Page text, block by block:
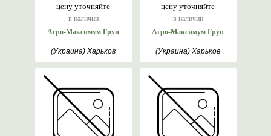
цену уточняйте
в наличии
Агро-Максимум Груп
(Украина) Харьков
цену уточняйте
в наличии
Агро-Максимум Груп
(Украина) Харьков